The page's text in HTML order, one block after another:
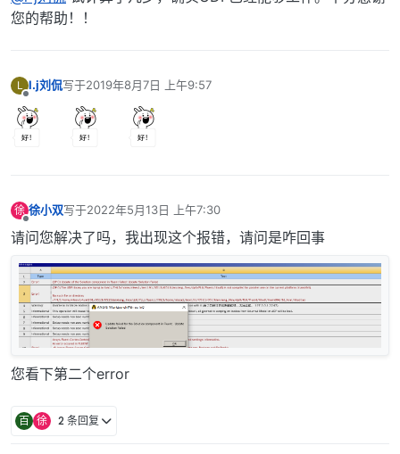
您的帮助！！
L l.j刘侃写于2019年8月7日 上午9:57
最后由 编辑
徐 徐小双写于2022年5月13日 上午7:30
最后由 编辑
请问您解决了吗，我出现这个报错，请问是咋回事
您看下第二个error
百 徐 2 条回复